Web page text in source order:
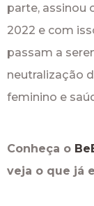
parte, assinou
2022 e com
passam a
neutralização
feminino e
Conheça o
veja o que já